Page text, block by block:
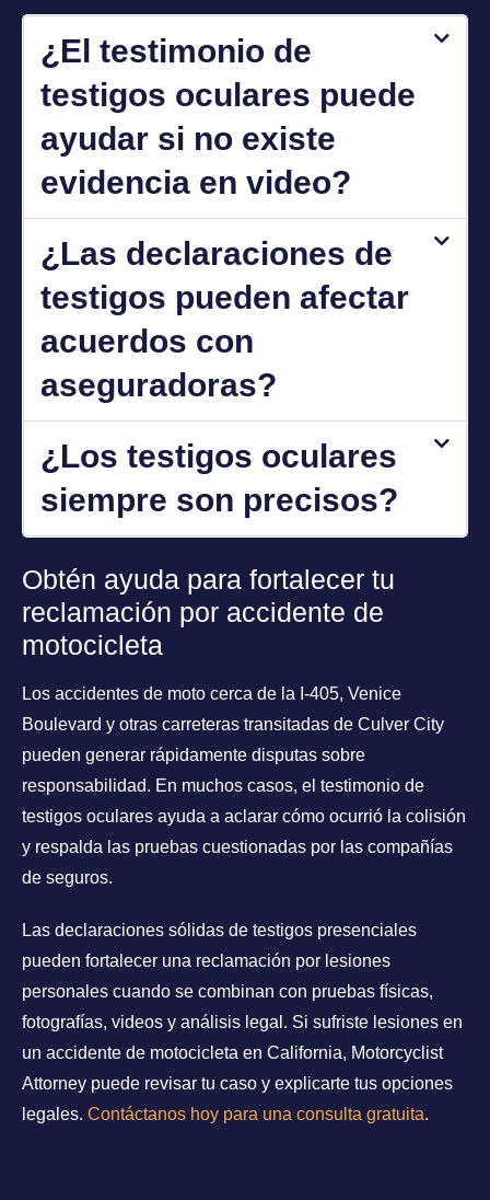
¿El testimonio de
testigos oculares puede
ayudar si no existe
evidencia en video?
¿Las declaraciones de
testigos pueden afectar
acuerdos con
aseguradoras?
¿Los testigos oculares
siempre son precisos?
Obtén ayuda para fortalecer tu
reclamación por accidente de
motocicleta
Los accidentes de moto cerca de la I-405, Venice
Boulevard y otras carreteras transitadas de Culver City
pueden generar rápidamente disputas sobre
responsabilidad. En muchos casos, el testimonio de
testigos oculares ayuda a aclarar cómo ocurrió la colisión
y respalda las pruebas cuestionadas por las compañías
de seguros.
Las declaraciones sólidas de testigos presenciales
pueden fortalecer una reclamación por lesiones
personales cuando se combinan con pruebas físicas,
fotografías, videos y análisis legal. Si sufriste lesiones en
un accidente de motocicleta en California, Motorcyclist
Attorney puede revisar tu caso y explicarte tus opciones
legales. Contáctanos hoy para una consulta gratuita.